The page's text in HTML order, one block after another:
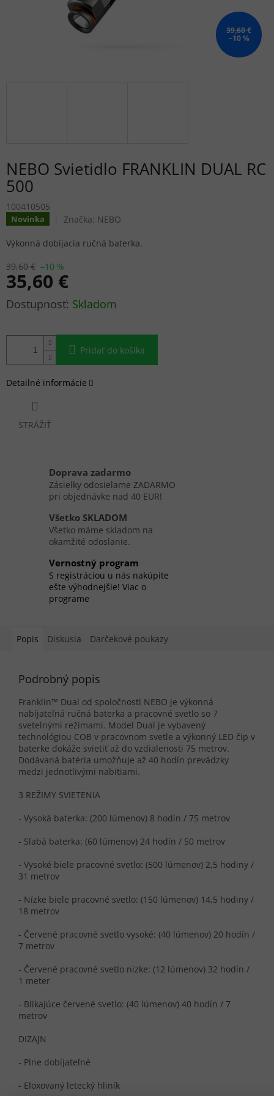
39,60 €
–10 %
NEBO Svietidlo FRANKLIN DUAL RC
500
100410505
Novinka Značka: NEBO
39,60 € –10 %
35,60 €
Jednotková
Skladom
Pridať do košíka
Výkonná dobíjacia ručná baterka.
Detailné informácie
STRÁŽIŤ
Doprava zadarmo
Zásielky odosielame ZADARMO
pri objednávke nad 40 EUR!
Všetko SKLADOM
Všetko máme skladom na
okamžité odoslanie.
Vernostný program
S registráciou u nás nakúpite
ešte výhodnejšie! Viac o
programe
Popis Diskusia Darčekové poukazy
Podrobný popis
Franklin™ Dual od spoločnosti NEBO je výkonná
nabíjateľná ručná baterka a pracovné svetlo so 7
svetelnými režimami. Model Dual je vybavený
technológiou COB v pracovnom svetle a výkonný LED čip v
baterke dokáže svietiť až do vzdialenosti 75 metrov.
Dodávaná batéria umožňuje až 40 hodín prevádzky
medzi jednotlivými nabitiami.
3 REŽIMY SVIETENIA
- Vysoká baterka: (200 lúmenov) 8 hodín / 75 metrov
- Slabá baterka: (60 lúmenov) 24 hodín / 50 metrov
- Vysoké biele pracovné svetlo: (500 lúmenov) 2,5 hodiny /
31 metrov
- Nízke biele pracovné svetlo: (150 lúmenov) 14,5 hodiny /
18 metrov
- Červené pracovné svetlo vysoké: (40 lúmenov) 20 hodín /
7 metrov
- Červené pracovné svetlo nízke: (12 lúmenov) 32 hodín /
1 meter
- Blikajúce červené svetlo: (40 lúmenov) 40 hodín / 7
metrov
DIZAJN
- Plne dobíjateľné
- Eloxovaný letecký hliník